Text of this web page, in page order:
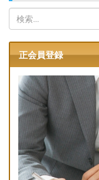
索:
正会員登録